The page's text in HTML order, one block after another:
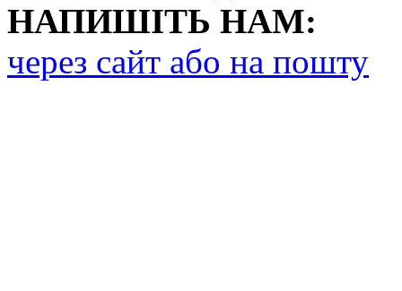
НАПИШІТЬ НАМ:
через сайт або на пошту